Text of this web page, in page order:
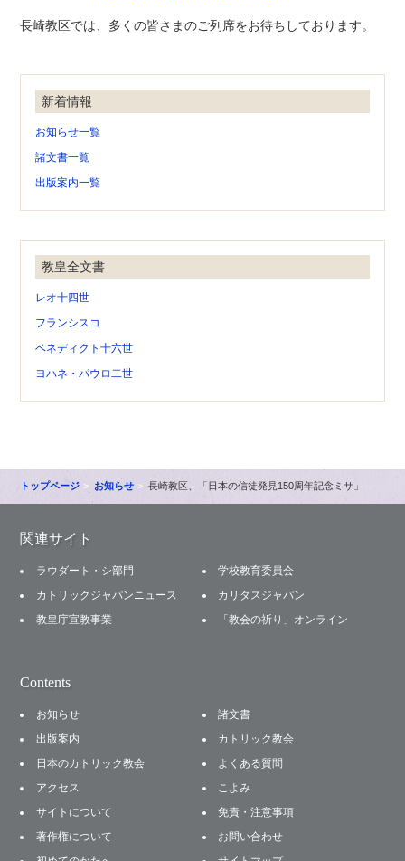
長崎教区では、多くの皆さまのご列席をお待ちしております。
新着情報
お知らせ一覧
諸文書一覧
出版案内一覧
教皇全文書
レオ十四世
フランシスコ
ベネディクト十六世
ヨハネ・パウロ二世
トップページ お知らせ 長崎教区、「日本の信徒発見150周年記念ミサ」
関連サイト
ラウダート・シ部門
学校教育委員会
カトリックジャパンニュース
カリタスジャパン
教皇庁宣教事業
「教会の祈り」オンライン
Contents
お知らせ
諸文書
出版案内
カトリック教会
日本のカトリック教会
よくある質問
アクセス
こよみ
サイトについて
免責・注意事項
著作権について
お問い合わせ